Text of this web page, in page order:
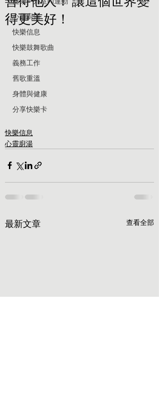
心靈廚湯
快樂信息
快樂鼓舞歌曲
義務工作
舊歌重溫
身體與健康
分享快樂卡
得更美好！
快樂信息
心靈廚湯
最新文章 查看全部